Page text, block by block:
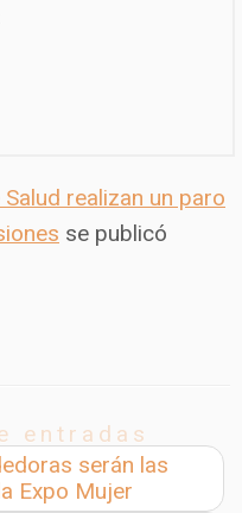
realizan un paro
se publicó
entradas
serán las
Expo Mujer